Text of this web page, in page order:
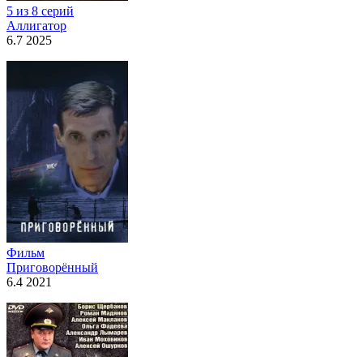
5 из 8 серий
Аллигатор
6.7 2025
Фильм
Приговорённый
6.4 2021